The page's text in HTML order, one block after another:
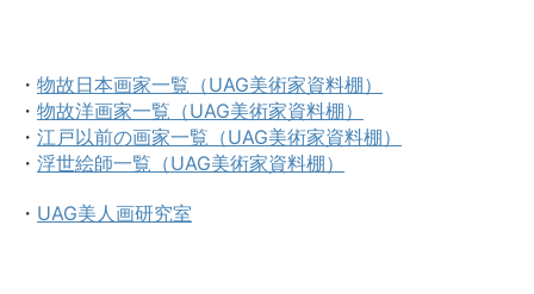
・ 物故日本画家一覧（UAG美術家資料棚）
・ 物故洋画家一覧（UAG美術家資料棚）
・ 江戸以前の画家一覧（UAG美術家資料棚）
・ 浮世絵師一覧（UAG美術家資料棚）
・ UAG美人画研究室